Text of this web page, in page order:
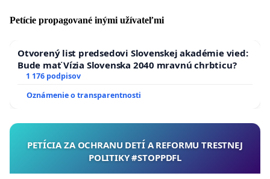
Petície propagované inými užívateľmi
Otvorený list predsedovi Slovenskej akadémie vied:
Bude mať Vízia Slovenska 2040 mravnú chrbticu?
1 176 podpisov
Oznámenie o transparentnosti
PETÍCIA ZA OCHRANU DETÍ A REFORMU TRESTNEJ
POLITIKY #STOPPDFL